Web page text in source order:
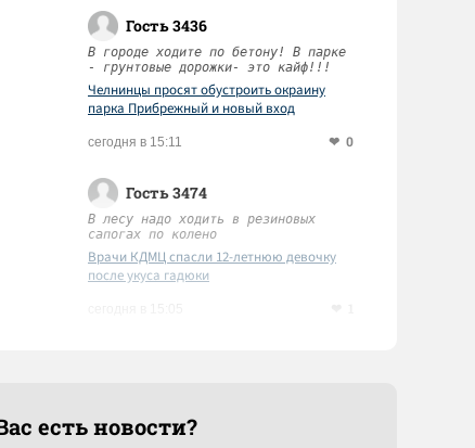
Гость 3436
В городе ходите по бетону! В парке
- грунтовые дорожки- это кайф!!!
Челнинцы просят обустроить окраину
парка Прибрежный и новый вход
сегодня в 15:11 0
Гость 3474
В лесу надо ходить в резиновых
сапогах по колено
Врачи КДМЦ спасли 12-летнюю девочку
после укуса гадюки
есть новости?